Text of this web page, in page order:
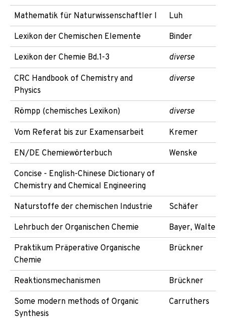
Mathematik für Naturwissenschaftler I
Luh
Lexikon der Chemischen Elemente
Binder
Lexikon der Chemie Bd.1-3
diverse
CRC Handbook of Chemistry and
Physics
diverse
Römpp (chemisches Lexikon) diverse
Vom Referat bis zur Examensarbeit
Kremer
EN/DE Chemiewörterbuch
Wenske
Concise - English-Chinese Dictionary of
Chemistry and Chemical Engineering
Naturstoffe der chemischen Industrie
Schäfer
Lehrbuch der Organischen Chemie
Bayer, Walter
Praktikum Präperative Organische
Chemie
Brückner
Reaktionsmechanismen
Brückner
Some modern methods of Organic
Synthesis
Carruthers